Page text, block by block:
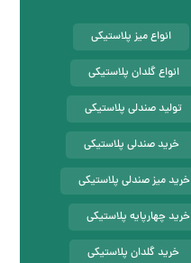
انواع میز پلاستیکی
انواع گلدان پلاستیکی
تولید صندلی پلاستیکی
خرید صندلی پلاستیکی
خرید میز صندلی پلاستیکی
خرید چهارپایه پلاستیکی
خرید گلدان پلاستیکی